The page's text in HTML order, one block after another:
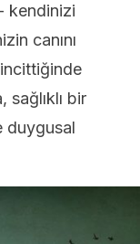
kendinizi
canını
bir
duygusal